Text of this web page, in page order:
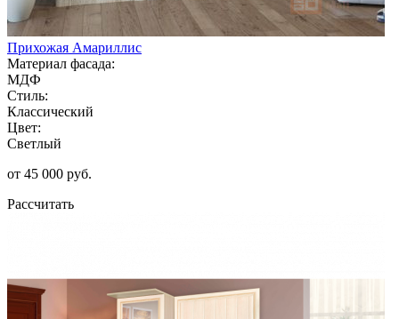
Прихожая Амариллис
Материал фасада:
МДФ
Стиль:
Классический
Цвет:
Светлый
от 45 000 руб.
Рассчитать